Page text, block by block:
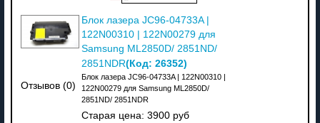
Отзывов (0)
Блок лазера JC96-04733A |
122N00310 | 122N00279 для
Samsung ML2850D/ 2851ND/
2851NDR(Код: 26352)
Блок лазера JC96-04733A | 122N00310 |
122N00279 для Samsung ML2850D/
2851ND/ 2851NDR
Старая цена: 3900 руб